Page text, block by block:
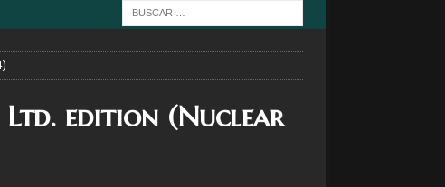
Ltd. edition (Nuclear